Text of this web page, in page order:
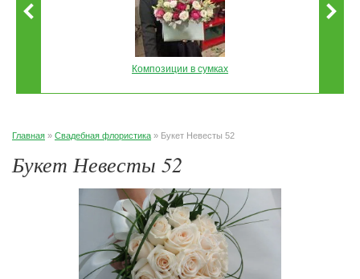
Композиции в сумках
Главная » Свадебная флористика » Букет Невесты 52
Букет Невесты 52